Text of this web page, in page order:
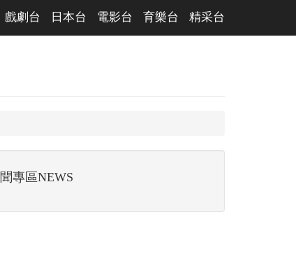
戲劇台 日本台 電影台 育樂台 精采台
專區NEWS